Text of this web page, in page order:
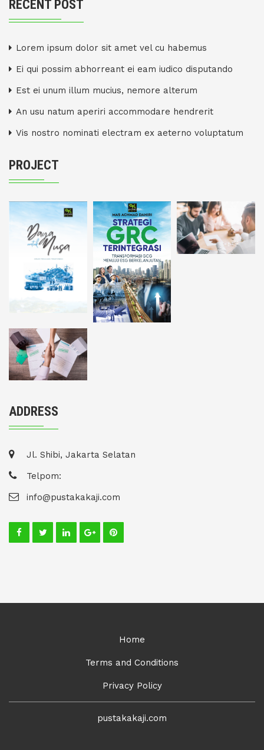
RECENT POST
Lorem ipsum dolor sit amet vel cu habemus
Ei qui possim abhorreant ei eam iudico disputando
Est ei unum illum mucius, nemore alterum
An usu natum aperiri accommodare hendrerit
Vis nostro nominati electram ex aeterno voluptatum
PROJECT
ADDRESS
Jl. Shibi, Jakarta Selatan
Telpom:
info@pustakakaji.com
Home
Terms and Conditions
Privacy Policy
pustakakaji.com